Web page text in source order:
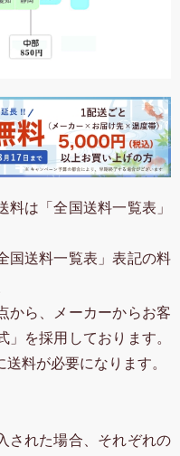
は「全国送料一覧表」
国送料一覧表」表記の料
から、メーカーからお客
を採用しております。
料が必要になります。
された場合、それぞれの